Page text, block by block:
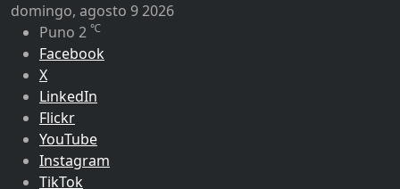
domingo, agosto 9 2026
Puno 2 ℃
Facebook
X
LinkedIn
Flickr
YouTube
Instagram
TikTok